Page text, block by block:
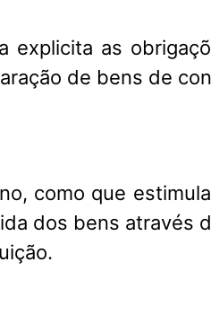
explicita as
de bens de
como que
dos bens através